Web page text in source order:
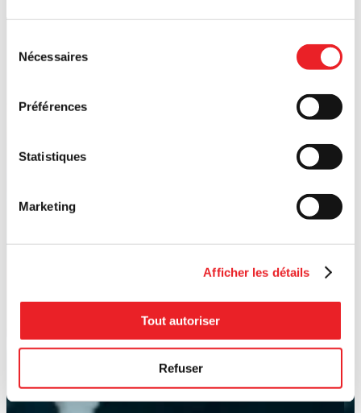
Nécessaires
Préférences
Statistiques
Marketing
Afficher les détails
Tout autoriser
Refuser